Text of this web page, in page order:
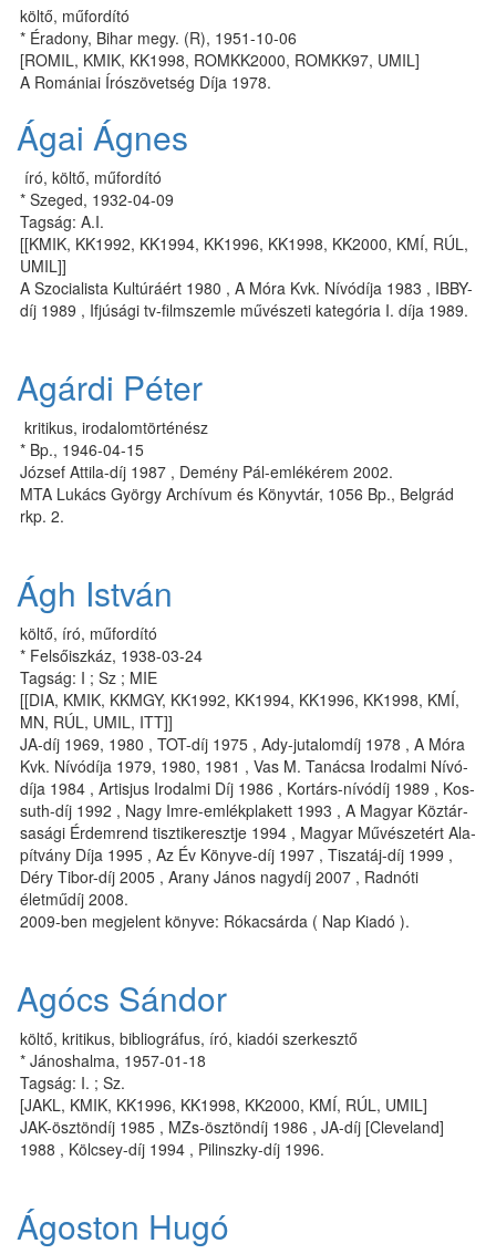
költő, műfordító
* Éradony, Bihar megy. (R), 1951-10-06
[ROMIL, KMIK, KK1998, ROMKK2000, ROMKK97, UMIL]
A Romániai Írószövetség Díja 1978.
Ágai Ágnes
író, költő, műfordító
* Szeged, 1932-04-09
Tagság: A.I.
[[KMIK, KK1992, KK1994, KK1996, KK1998, KK2000, KMÍ, RÚL,
UMIL]]
A Szo­ci­a­lis­ta Kul­tú­rá­ért 1980 , A Mó­ra Kvk. Ní­vó­dí­ja 1983 , IBBY-
díj 1989 , If­jú­sá­gi tv-film­szem­le művé­sze­ti ka­te­gó­ria I. dí­ja 1989.
Agárdi Péter
kritikus, irodalomtörténész
* Bp., 1946-04-15
Jó­zsef At­ti­la-díj 1987 , Demény Pál-emlékérem 2002.
MTA Luk­ács György Ar­chí­vum és Könyv­tár, 1056 Bp., Belg­rád
rkp. 2.
Ágh István
költő, író, műfordító
* Felsőiszkáz, 1938-03-24
Tagság: I ; Sz ; MIE
[[DIA, KMIK, KKMGY, KK1992, KK1994, KK1996, KK1998, KMÍ,
MN, RÚL, UMIL, ITT]]
JA-díj 1969, 1980 , TOT-díj 1975 , Ady-ju­ta­lom­díj 1978 , A Mó­ra
Kvk. Ní­vó­dí­ja 1979, 1980, 1981 , Vas M. Ta­ná­csa Iro­dal­mi Ní­vó­
dí­ja 1984 , Artisjus Iro­dal­mi Díj 1986 , Kor­társ-ní­vó­díj 1989 , Kos­
suth-díj 1992 , Nagy Im­re-emlékplakett 1993 , A Magyar Köz­tár­
sa­sá­gi Ér­dem­rend tisztikeresztje 1994 , Ma­gyar Művé­sze­tért Ala­
pít­vány Dí­ja 1995 , Az Év Köny­ve-díj 1997 , Ti­sza­táj-díj 1999 ,
Déry Tibor-díj 2005 , Arany János nagydíj 2007 , Radnóti
életműdíj 2008.
2009-ben megjelent könyve: Rókacsárda ( Nap Kiadó ).
Agócs Sándor
költő, kritikus, bibliográfus, író, kiadói szerkesztő
* Jánoshalma, 1957-01-18
Tagság: I. ; Sz.
[JAKL, KMIK, KK1996, KK1998, KK2000, KMÍ, RÚL, UMIL]
JAK-ösz­tön­díj 1985 , MZs-ösz­tön­díj 1986 , JA-díj [Cle­ve­land]
1988 , Köl­csey­-díj 1994 , Pi­linsz­ky­-díj 1996.
Ágoston Hugó